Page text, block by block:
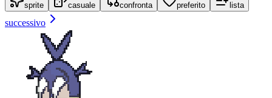
sprite casuale confronta preferito lista
successivo